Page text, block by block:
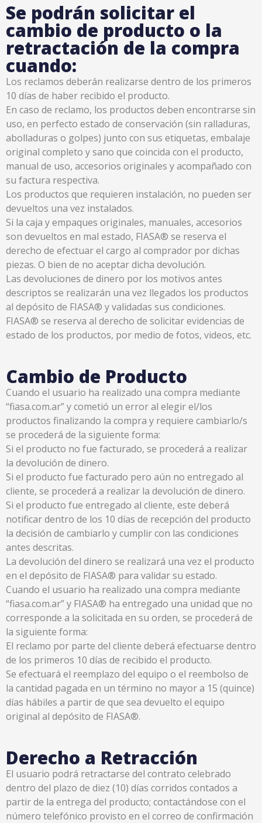
Se podrán solicitar el
cambio de producto o la
retractación de la compra
cuando:
Los reclamos deberán realizarse dentro de los primeros
10 días de haber recibido el producto.
En caso de reclamo, los productos deben encontrarse sin
uso, en perfecto estado de conservación (sin ralladuras,
abolladuras o golpes) junto con sus etiquetas, embalaje
original completo y sano que coincida con el producto,
manual de uso, accesorios originales y acompañado con
su factura respectiva.
Los productos que requieren instalación, no pueden ser
devueltos una vez instalados.
Si la caja y empaques originales, manuales, accesorios
son devueltos en mal estado, FIASA® se reserva el
derecho de efectuar el cargo al comprador por dichas
piezas. O bien de no aceptar dicha devolución.
Las devoluciones de dinero por los motivos antes
descriptos se realizarán una vez llegados los productos
al depósito de FIASA® y validadas sus condiciones.
FIASA® se reserva al derecho de solicitar evidencias de
estado de los productos, por medio de fotos, videos, etc.
Cambio de Producto
Cuando el usuario ha realizado una compra mediante
“fiasa.com.ar” y cometió un error al elegir el/los
productos finalizando la compra y requiere cambiarlo/s
se procederá de la siguiente forma:
Si el producto no fue facturado, se procederá a realizar
la devolución de dinero.
Si el producto fue facturado pero aún no entregado al
cliente, se procederá a realizar la devolución de dinero.
Si el producto fue entregado al cliente, este deberá
notificar dentro de los 10 días de recepción del producto
la decisión de cambiarlo y cumplir con las condiciones
antes descritas.
La devolución del dinero se realizará una vez el producto
en el depósito de FIASA® para validar su estado.
Cuando el usuario ha realizado una compra mediante
“fiasa.com.ar” y FIASA® ha entregado una unidad que no
corresponde a la solicitada en su orden, se procederá de
la siguiente forma:
El reclamo por parte del cliente deberá efectuarse dentro
de los primeros 10 días de recibido el producto.
Se efectuará el reemplazo del equipo o el reembolso de
la cantidad pagada en un término no mayor a 15 (quince)
días hábiles a partir de que sea devuelto el equipo
original al depósito de FIASA®.
Derecho a Retracción
El usuario podrá retractarse del contrato celebrado
dentro del plazo de diez (10) días corridos contados a
partir de la entrega del producto; contactándose con el
número telefónico provisto en el correo de confirmación